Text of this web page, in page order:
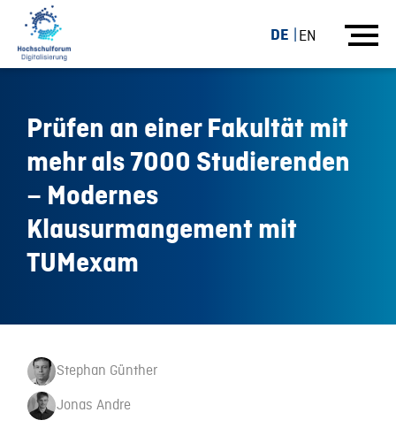
DE EN
Prüfen an einer Fakultät mit
mehr als 7000 Studierenden
– Modernes
Klausurmangement mit
TUMexam
Stephan Günther
Jonas Andre